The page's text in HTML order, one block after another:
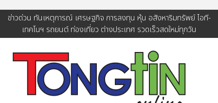
ข่าวด่วน ทันเหตุการณ์ เศรษฐกิจ การลงทุน หุ้น อสังหาริมทรัพย์ ไอที-
เทคโนฯ รถยนต์ ท่องเที่ยว ต่างประเทศ รวดเร็วสดใหม่ทุกวัน